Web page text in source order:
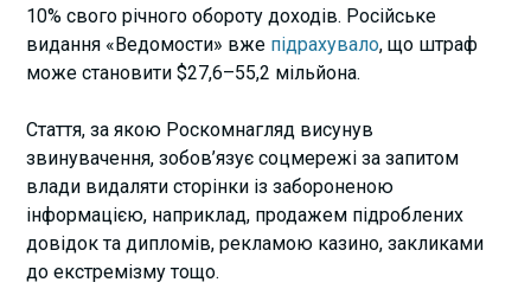
10% свого річного обороту доходів. Російське
видання «Ведомости» вже підрахувало, що штраф
може становити $27,6–55,2 мільйона.
Стаття, за якою Роскомнагляд висунув
звинувачення, зобов’язує соцмережі за запитом
влади видаляти сторінки із забороненою
інформацією, наприклад, продажем підроблених
довідок та дипломів, рекламою казино, закликами
до екстремізму тощо.